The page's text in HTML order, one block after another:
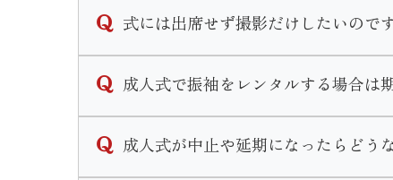
メイクだけでなく、ヘアセットは行きつ
また一通りのメイクをご自身で行う方も
式には出席せず撮影だけしたいので
お持ちの振袖を着用しての撮影「持ち込
振袖一式をレンタルして撮影「スタジオプ
どちらのコースでも一度ご来店頂きお打
成人式で振袖をレンタルする場合は
なお、他の美容室等お客様ご自身で手配
成人式が中止や延期になったらどう